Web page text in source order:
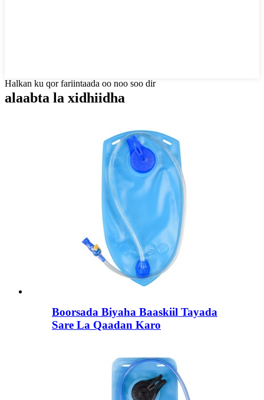
Halkan ku qor fariintaada oo noo soo dir
alaabta la xidhiidha
Boorsada Biyaha Baaskiil Tayada
Sare La Qaadan Karo